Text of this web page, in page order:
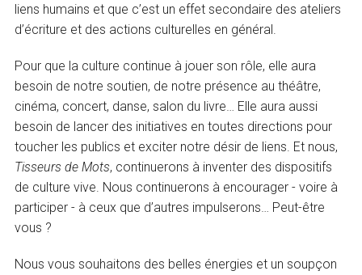
liens humains et que c’est un effet secondaire des ateliers
d’écriture et des actions culturelles en général.
Pour que la culture continue à jouer son rôle, elle aura
besoin de notre soutien, de notre présence au théâtre,
cinéma, concert, danse, salon du livre… Elle aura aussi
besoin de lancer des initiatives en toutes directions pour
toucher les publics et exciter notre désir de liens. Et nous,
Tisseurs de Mots, continuerons à inventer des dispositifs
de culture vive. Nous continuerons à encourager - voire à
participer - à ceux que d’autres impulserons… Peut-être
vous ?
Nous vous souhaitons des belles énergies et un soupçon